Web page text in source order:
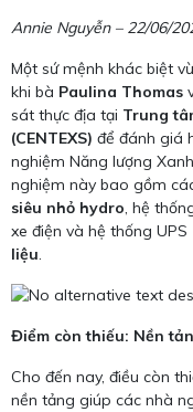
Annie Nguyễn – 22/06/
Một sứ mệnh khác biệt
khi bà Paulina Thomas
sát thực địa tại Trung
(CENTEXS) để đánh giá
nghiệm Năng lượng
nghiệm này bao gồm
siêu nhỏ hydro, hệ
xe điện và hệ thống
liệu.
Điểm còn thiếu: Nền
Cho đến nay, điều còn
nền tảng giúp các nhà